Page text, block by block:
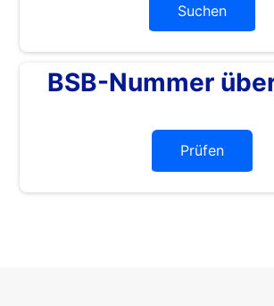
Suchen
BSB-Nummer
Prüfen